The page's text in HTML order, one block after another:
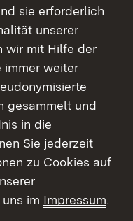
sie erforderlich
unserer
wir mit Hilfe der
immer weiter
gesammelt und
in die
Sie jederzeit
zu Cookies auf
im Impressum.